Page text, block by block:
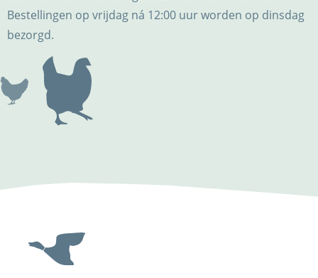
Bestellingen op vrijdag ná 12:00 uur worden op dinsdag
bezorgd.